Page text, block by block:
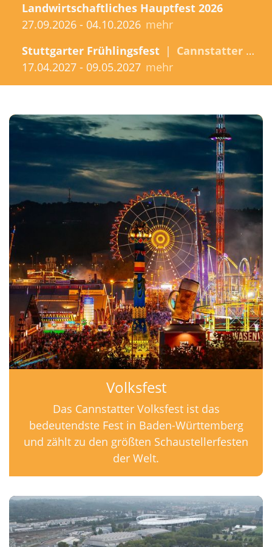
Landwirtschaftliches Hauptfest 2026
27.09.2026 - 04.10.2026 mehr
Stuttgarter Frühlingsfest | Cannstatter Wasen
17.04.2027 - 09.05.2027 mehr
Volksfest
Das Cannstatter Volksfest ist das
bedeutendste Fest in Baden-Württemberg
und zählt zu den größten Schaustellerfesten
der Welt.